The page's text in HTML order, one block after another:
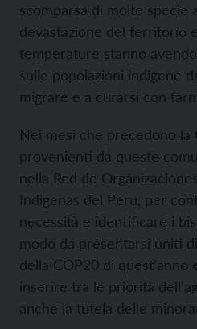
scomparsa di molte specie
devastazione del territorio
temperature stanno
sulle popolazioni indigene
migrare e a curarsi con
Nei mesi che precedono la
provenienti da queste
nella Red de
Indigenas del Peru, per
necessità e identificare i
modo da presentarsi uniti
della COP20 di quest’anno
inserire tra le priorità
anche la tutela delle